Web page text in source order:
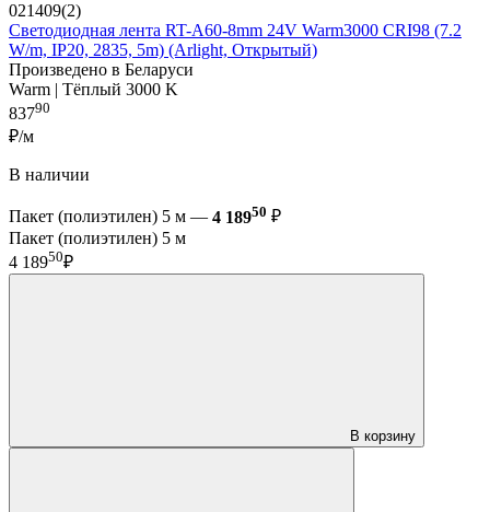
021409(2)
Светодиодная лента RT-A60-8mm 24V Warm3000 CRI98 (7.2
W/m, IP20, 2835, 5m) (Arlight, Открытый)
Произведено в Беларуси
Warm | Тёплый 3000 K
83790
₽/м
В наличии
Пакет (полиэтилен) 5 м — 4 18950 ₽
Пакет (полиэтилен) 5 м
4 18950₽
В корзину